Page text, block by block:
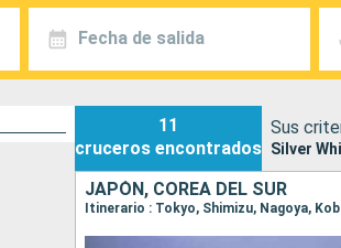
Fecha de salida
11
cruceros encontrados
Sus
Silver
JAPÓN, COREA DEL SUR
Itinerario : Tokyo, Shimizu, Nagoya,